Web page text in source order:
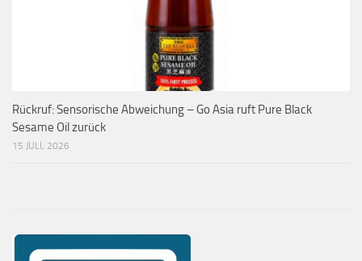
Rückruf: Sensorische Abweichung – Go Asia ruft Pure Black
Sesame Oil zurück
15 JULI, 2026